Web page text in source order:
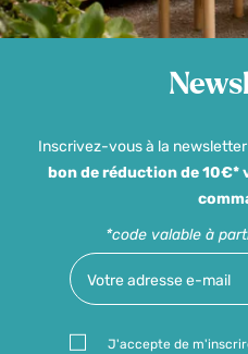
Inscrivez-vous à la
bon de réduction de 10€*
*code valable à
J'accepte de